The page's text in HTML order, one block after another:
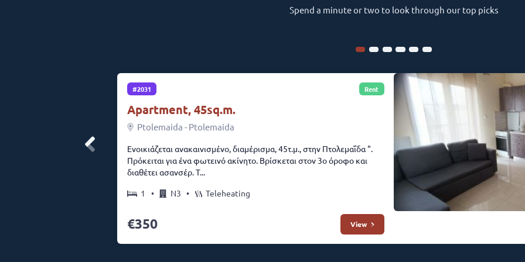
Spend a minute or two to look through our top picks
#2031 Rent
Apartment, 45sq.m.
Ptolemaida - Ptolemaida
Ενοικιάζεται ανακαινισμένο, διαμέρισμα, 45τ.μ., στην Πτολεμαΐδα ".
Πρόκειται για ένα φωτεινό ακίνητο. Βρίσκεται στον 3ο όροφο και
διαθέτει ασανσέρ. Τ...
1 • N3 • Teleheating
350 View